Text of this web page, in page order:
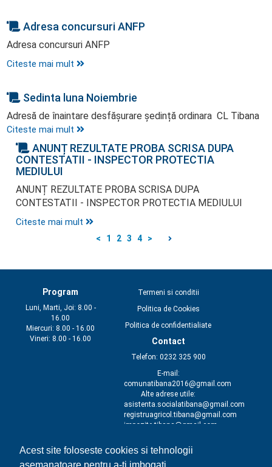
Acest site foloseste cookies si tehnologii
Adresa concursuri ANFP
Adresa concursuri ANFP
Citeste mai mult
Sedinta luna Noiembrie
Adresă de înaintare desfășurare ședință ordinara CL Tibana
Citeste mai mult
ANUNȚ REZULTATE PROBA SCRISA DUPA
CONTESTATII - INSPECTOR PROTECTIA
MEDIULUI
ANUNȚ REZULTATE PROBA SCRISA DUPA
CONTESTATII - INSPECTOR PROTECTIA MEDIULUI
Citeste mai mult
< 1 2 3 4 > 
Program
Luni, Marti, Joi: 8.00 -
16.00
Miercuri: 8.00 - 16.00
Vineri: 8.00 - 16.00
Termeni si conditii
Politica de Cookies
Politica de confidentialiate
Contact
Telefon: 0232 325 900
E-mail:
comunatibana2016@gmail.com
Alte adrese utile:
asistenta.socialatibana@gmail.com
registruagricol.tibana@gmail.com
impozite.tibana@gmail.com
primar@primaritibana.ro
secretar@primariatibana.ro